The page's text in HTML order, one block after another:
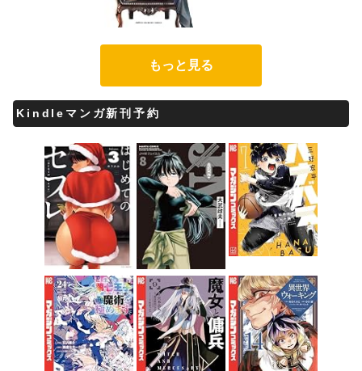
もっと見る
Kindleマンガ新刊予約